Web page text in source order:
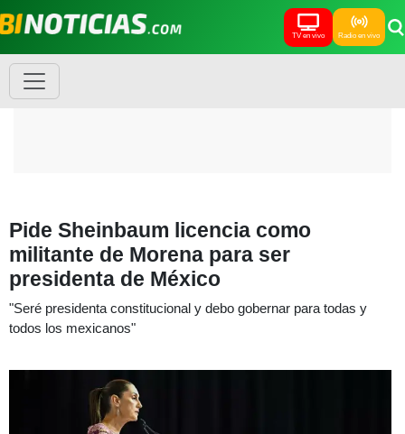
TV en vivo Radio en vivo
Pide Sheinbaum licencia como
militante de Morena para ser
presidenta de México
"Seré presidenta constitucional y debo gobernar para todas y
todos los mexicanos"